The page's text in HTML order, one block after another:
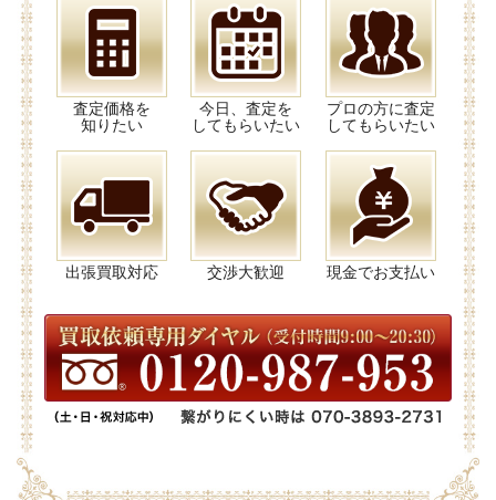
査定価格を
知りたい
今日、査定を
してもらいたい
プロの方に査定
してもらいたい
出張買取対応 交渉大歓迎 現金でお支払い